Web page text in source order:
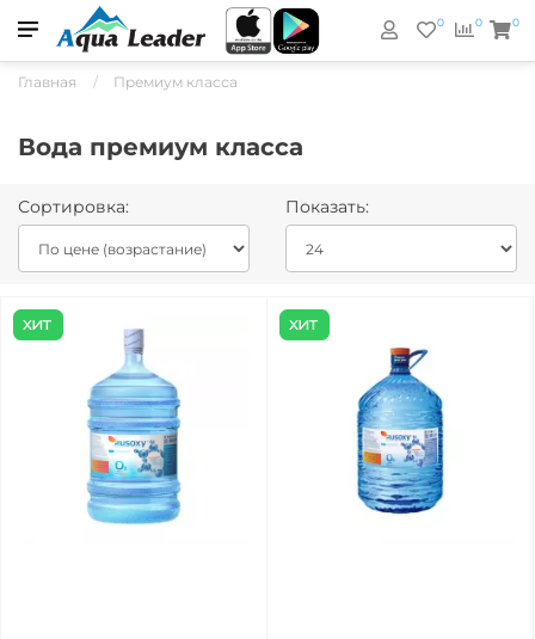
0
0 0
Главная Премиум класса
Вода премиум класса
Сортировка: Показать: